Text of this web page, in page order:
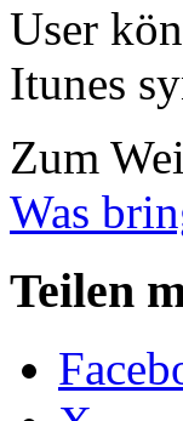
User
Itunes
Zum
Was
Teilen